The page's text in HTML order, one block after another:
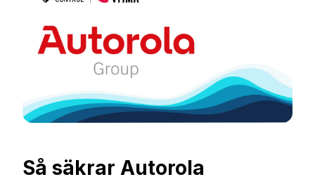
Så säkrar Autorola